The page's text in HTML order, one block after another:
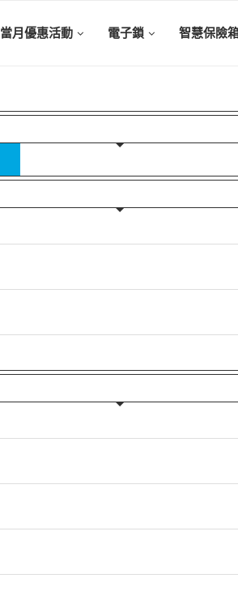
當月優惠活動 電子鎖 智慧保險